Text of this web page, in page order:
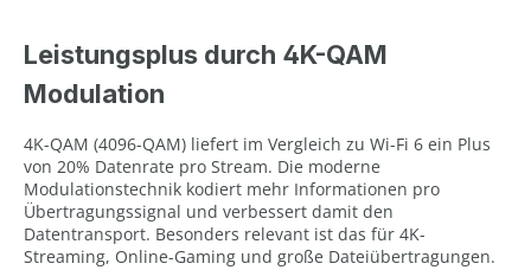
Leistungsplus durch 4K-QAM
Modulation
4K-QAM (4096-QAM) liefert im Vergleich zu Wi-Fi 6 ein Plus
von 20% Datenrate pro Stream. Die moderne
Modulationstechnik kodiert mehr Informationen pro
Übertragungssignal und verbessert damit den
Datentransport. Besonders relevant ist das für 4K-
Streaming, Online-Gaming und große Dateiübertragungen.